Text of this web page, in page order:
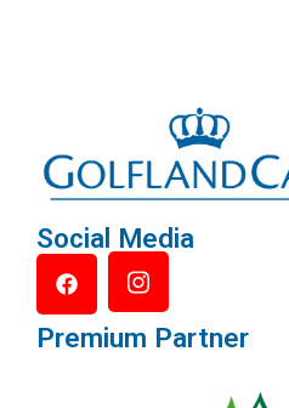
Social Media
Premium Partner